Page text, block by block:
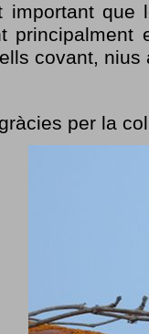
important que
covant,
per la